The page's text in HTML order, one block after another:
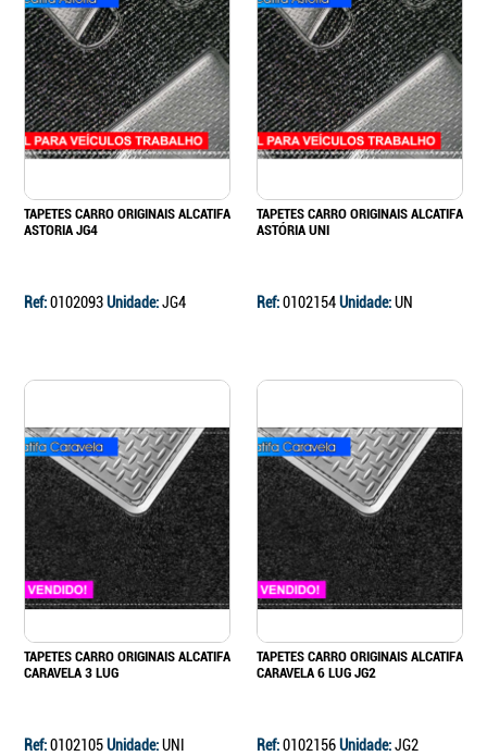
TAPETES CARRO ORIGINAIS ALCATIFA
ASTORIA JG4
Ref:0102093Unidade:JG4
TAPETES CARRO ORIGINAIS ALCATIFA
ASTÓRIA UNI
Ref:0102154Unidade:UN
TAPETES CARRO ORIGINAIS ALCATIFA
CARAVELA 3 LUG
Ref:0102105Unidade:UNI
TAPETES CARRO ORIGINAIS ALCATIFA
CARAVELA 6 LUG JG2
Ref:0102156Unidade:JG2